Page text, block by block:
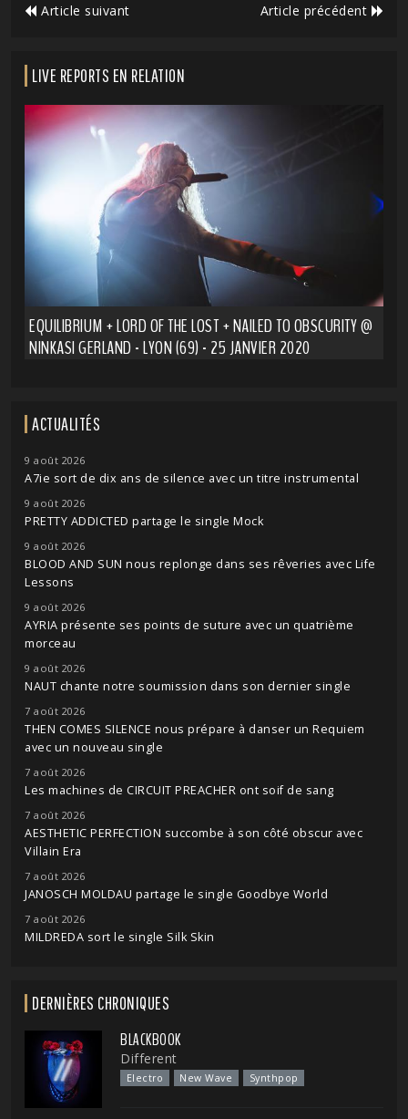
Article suivant Article précédent
LIVE REPORTS EN RELATION
EQUILIBRIUM + LORD OF THE LOST + NAILED TO OBSCURITY @
NINKASI GERLAND - LYON (69) - 25 JANVIER 2020
ACTUALITÉS
9 août 2026
A7ie sort de dix ans de silence avec un titre instrumental
9 août 2026
PRETTY ADDICTED partage le single Mock
9 août 2026
BLOOD AND SUN nous replonge dans ses rêveries avec Life
Lessons
9 août 2026
AYRIA présente ses points de suture avec un quatrième
morceau
9 août 2026
NAUT chante notre soumission dans son dernier single
7 août 2026
THEN COMES SILENCE nous prépare à danser un Requiem
avec un nouveau single
7 août 2026
Les machines de CIRCUIT PREACHER ont soif de sang
7 août 2026
AESTHETIC PERFECTION succombe à son côté obscur avec
Villain Era
7 août 2026
JANOSCH MOLDAU partage le single Goodbye World
7 août 2026
MILDREDA sort le single Silk Skin
DERNIÈRES CHRONIQUES
BLACKBOOK
Different
Electro New Wave Synthpop